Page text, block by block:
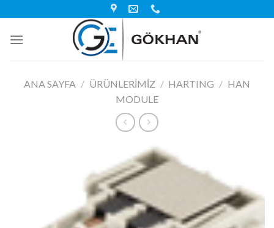
content
ANA SAYFA / ÜRÜNLERIMIZ / HARTING / HAN
MODULE